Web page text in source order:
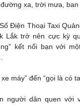
xa, trời mưa, ban
Điện Thoại Taxi
Lắk trở nên cực kỳ
kết nối bạn với
máy” đến “gọi là có
người dân quen với